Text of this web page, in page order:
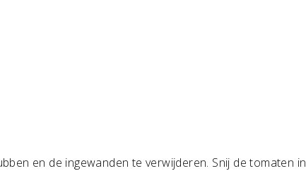
en de ingewanden te verwijderen. Snij de tomaten in